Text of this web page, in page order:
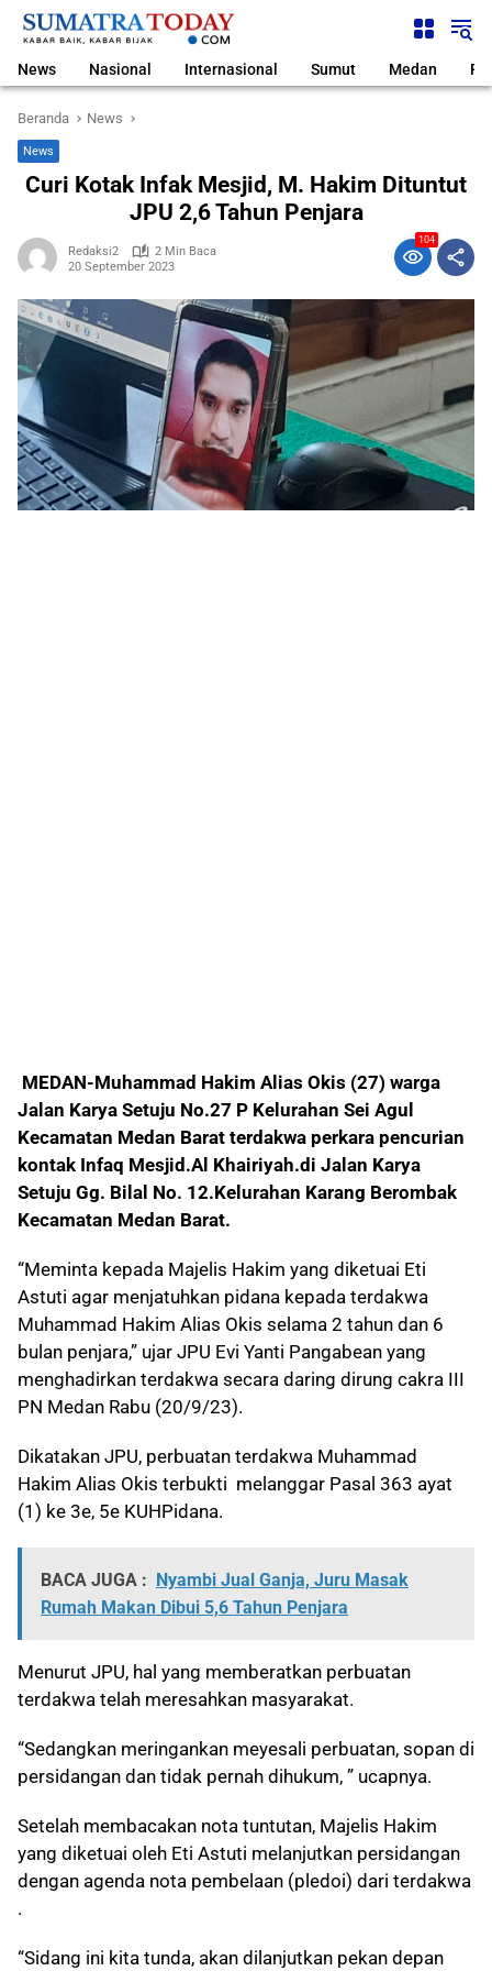
Langsung
News Nasional Internasional Sumut Medan
Beranda News
News
Curi Kotak Infak Mesjid, M. Hakim Dituntut
JPU 2,6 Tahun Penjara
Redaksi2
2 Min Baca
20 September 2023
104
MEDAN-Muhammad Hakim Alias Okis (27) warga
Jalan Karya Setuju No.27 P Kelurahan Sei Agul
Kecamatan Medan Barat terdakwa perkara pencurian
kontak Infaq Mesjid.Al Khairiyah.di Jalan Karya
Setuju Gg. Bilal No. 12.Kelurahan Karang Berombak
Kecamatan Medan Barat.
“Meminta kepada Majelis Hakim yang diketuai Eti
Astuti agar menjatuhkan pidana kepada terdakwa
Muhammad Hakim Alias Okis selama 2 tahun dan 6
bulan penjara,” ujar JPU Evi Yanti Pangabean yang
menghadirkan terdakwa secara daring dirung cakra III
PN Medan Rabu (20/9/23).
Dikatakan JPU, perbuatan terdakwa Muhammad
Hakim Alias Okis terbukti melanggar Pasal 363 ayat
(1) ke 3e, 5e KUHPidana.
BACA JUGA : Nyambi Jual Ganja, Juru Masak
Rumah Makan Dibui 5,6 Tahun Penjara
Menurut JPU, hal yang memberatkan perbuatan
terdakwa telah meresahkan masyarakat.
“Sedangkan meringankan meyesali perbuatan, sopan di
persidangan dan tidak pernah dihukum, ” ucapnya.
Setelah membacakan nota tuntutan, Majelis Hakim
yang diketuai oleh Eti Astuti melanjutkan persidangan
dengan agenda nota pembelaan (pledoi) dari terdakwa
.
“Sidang ini kita tunda, akan dilanjutkan pekan depan